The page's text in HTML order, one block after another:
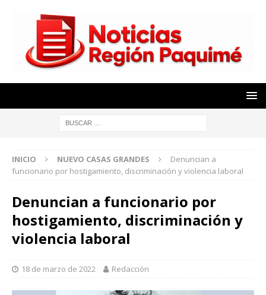
INICIO NUEVO CASAS GRANDES
Denuncian a
funcionario por hostigamiento, discriminación y violencia laboral
Denuncian a funcionario por
hostigamiento, discriminación y
violencia laboral
18 de marzo de 2022 Redacción